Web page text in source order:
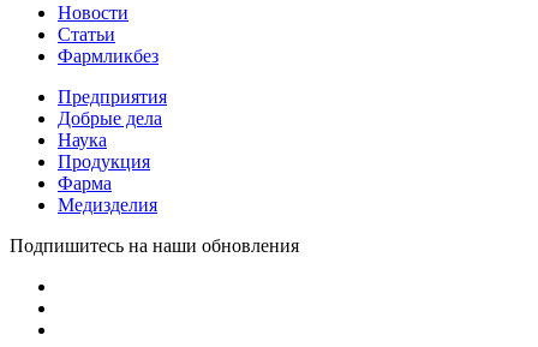
Новости
Статьи
Фармликбез
Предприятия
Добрые дела
Наука
Продукция
Фарма
Медизделия
Подпишитесь на наши обновления